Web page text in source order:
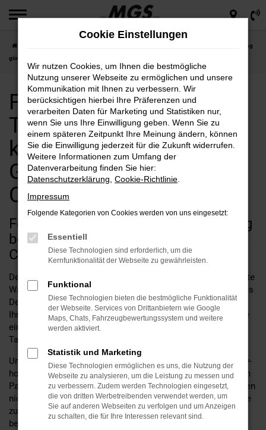
Zum
springen
Ford Tourneo Custom Tageszulassung
günstig kaufen bei MGS Motor Gruppe Sticht GmbH & Co. KG
Ford Tourneo Custom
Tageszulassung günstig
kaufen bei MGS Motor
Gruppe Sticht GmbH &
Co. KG
Ford Tourneo Custom Tageszulassung
bei MGS Motor Gruppe Sticht GmbH &
Co. KG
Der Ford Tourneo Custom mit Tageszulassung ist die perfekte
Wahl für alle, die Wert auf Qualität, Sicherheit und modernstes
Design legen. Bei MGS Motor Gruppe Sticht GmbH & Co. KG,
Ihrem zuverlässigen FordAutohausseit 60 Jahren, finden Sie
eine große Auswahl an Tourneo Custom Fahrzeugen mit
Tageszulassung, die keine Wünsche offen lassen.
Unsere langjährige Erfahrung und unser umfangreiches Know-
how im Bereich Ford Fahrzeuge machen uns zu Ihrem idealen
Partner bei der Suche nach Ihrem neuen Traumauto. Wir bieten
nicht nur eine erstklassige Beratung, sondern auch zahlreiche
zusätzliche Services für Ford Fahrzeuge, um Ihnen das
bestmögliche Fahrerlebnis zu garantieren.
Cookie Einstellungen
Wir nutzen Cookies, um Ihnen die bestmögliche
Nutzung unserer Webseite zu ermöglichen und unsere
Kommunikation mit Ihnen zu verbessern. Wir
berücksichtigen hierbei Ihre Präferenzen und
verarbeiten Daten für Marketing und Statistiken nur,
wenn Sie uns Ihre Einwilligung geben. Wenn Sie zu
einem späteren Zeitpunkt Ihre Meinung ändern, können
Sie die Einwilligung jederzeit für die Zukunft widerrufen.
Weitere Informationen zum Umfang der
Datenverarbeitung finden Sie hier:
Datenschutzerklärung Cookie-Richtlinie
Impressum
Folgende Kategorien von Cookies werden von uns eingesetzt:
Essentiell
Diese Technologien sind erforderlich, um die
Kernfunktionalität der Webseite zu gewährleisten.
Funktional
Diese Technologien bieten die bestmögliche Funktionalität
der Webseite. Services von Drittanbietern wie Google
Maps, Chats, Fahrzeugbewertungssystem und weitere
werden aktiviert.
Statistik und Marketing
Diese Technologien ermöglichen es uns, die Nutzung der
Webseite zu analysieren, um die Leistung zu messen und
zu verbessern. Zudem werden Technologien eingesetzt,
die von dritten Werbetreibenden verwendet werden, um
Sie auf anderen Webseiten zu verfolgen und um Anzeigen
zu schalten, die für Ihre Interessen relevant sind.